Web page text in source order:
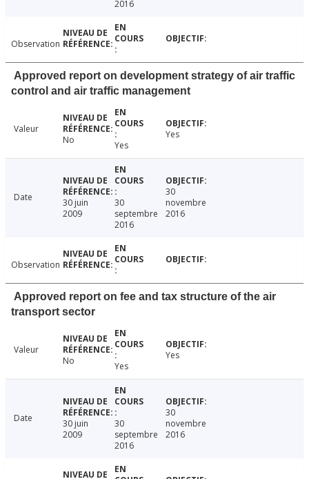
2016
Observation
Approved report on development strategy of air traffic
control and air traffic management
Valeur
No
Yes
Yes
Date
30 juin
2009
30
septembre
2016
30
novembre
2016
Observation
Approved report on fee and tax structure of the air
transport sector
Valeur
No
Yes
Yes
Date
30 juin
2009
30
septembre
2016
30
novembre
2016